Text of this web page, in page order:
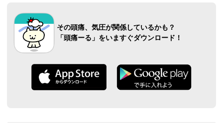
その頭痛、気圧が関係しているかも？
「頭痛ーる」をいますぐダウンロード！